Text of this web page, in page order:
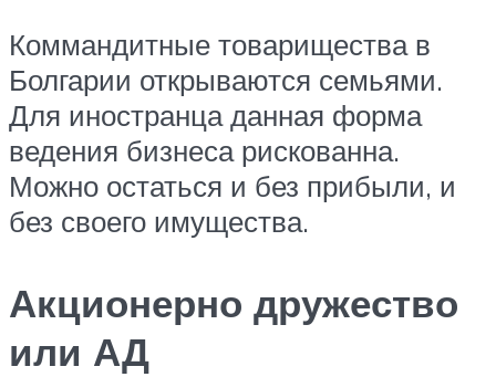
Коммандитные товарищества в
Болгарии открываются семьями.
Для иностранца данная форма
ведения бизнеса рискованна.
Можно остаться и без прибыли, и
без своего имущества.
Акционерно дружество
или АД